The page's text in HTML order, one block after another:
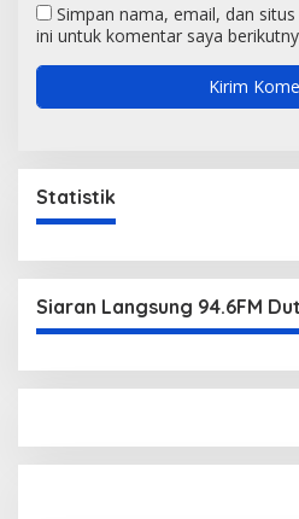
Simpan nama, email, dan
ini untuk komentar saya
Statistik
Siaran Langsung 94.6FM